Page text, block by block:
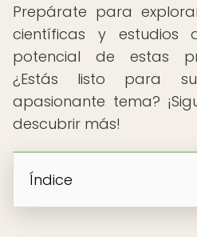
Prepárate para
científicas y estudios
potencial de estas
¿Estás listo para
apasionante tema?
descubrir más!
Índice